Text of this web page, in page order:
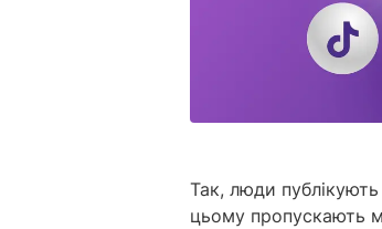
Так, люди
цьому пропускають